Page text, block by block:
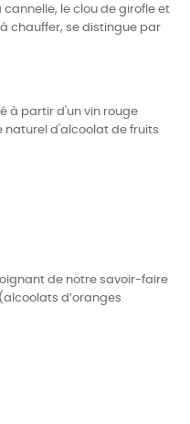
le clou de girofle et
chauffer, se distingue par
à partir d'un vin rouge
naturel d'alcoolat de fruits
de notre savoir-faire
d’oranges